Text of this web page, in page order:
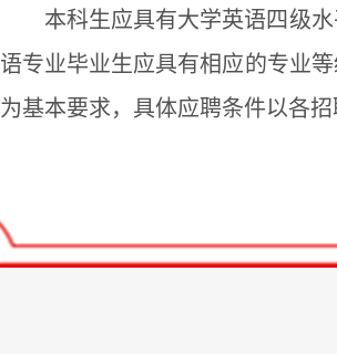
本科生应具有大学英语四级
语专业毕业生应具有相应的专业
为基本要求，具体应聘条件以各招